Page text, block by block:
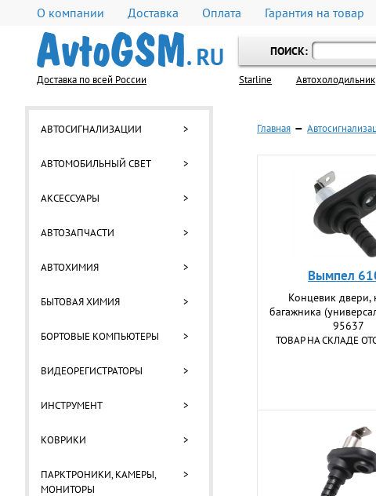
О компании Доставка Оплата Гарантия на товар
Доставка по всей России
ПОИСК:
Starline Автохолодильник
АВТОСИГНАЛИЗАЦИИ >
АВТОМОБИЛЬНЫЙ СВЕТ >
АКСЕССУАРЫ >
АВТОЗАПЧАСТИ >
АВТОХИМИЯ >
БЫТОВАЯ ХИМИЯ >
БОРТОВЫЕ КОМПЬЮТЕРЫ >
ВИДЕОРЕГИСТРАТОРЫ >
ИНСТРУМЕНТ >
КОВРИКИ >
ПАРКТРОНИКИ, КАМЕРЫ,
МОНИТОРЫ
>
Главная —
Вымпел
Концевик двери,
багажника
95637
ТОВАР НА СКЛАДЕ